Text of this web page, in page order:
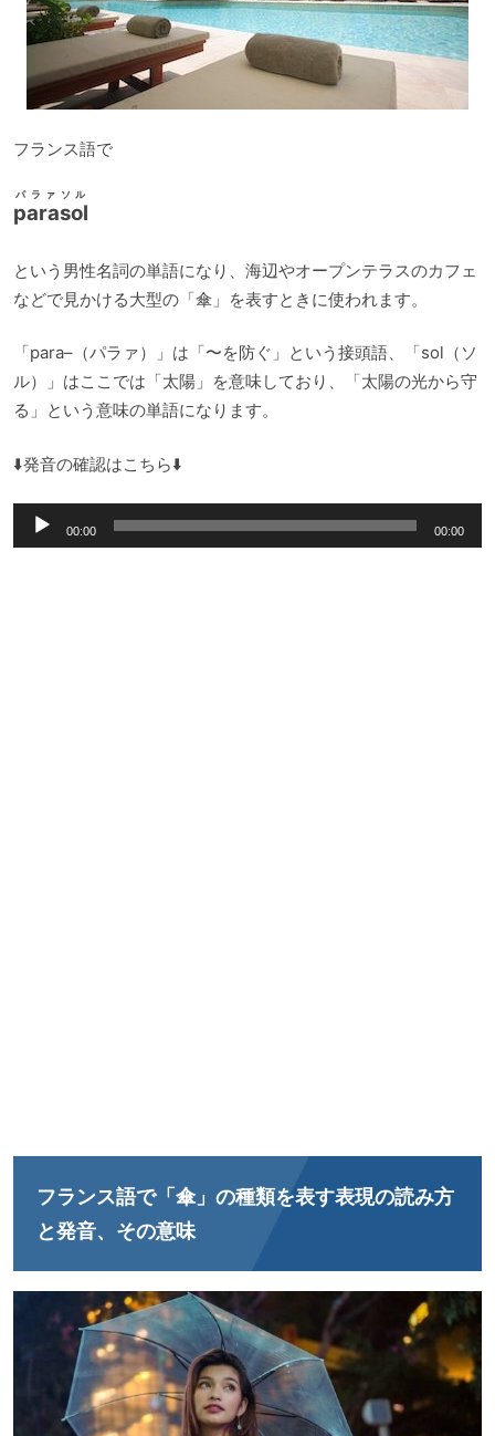
フランス語で
parasol
パラァソル
という男性名詞の単語になり、海辺やオープンテラスのカフェ
などで見かける大型の「傘」を表すときに使われます。
「para–（パラァ）」は「〜を防ぐ」という接頭語、「sol（ソ
ル）」はここでは「太陽」を意味しており、「太陽の光から守
る」という意味の単語になります。
⬇️発音の確認はこちら⬇️
声
00:00 00:00
フランス語で「傘」の種類を表す表現の読み方
と発音、その意味